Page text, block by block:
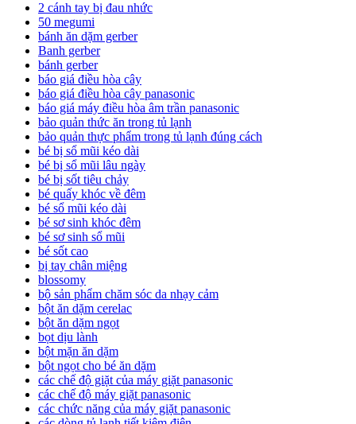
2 cánh tay bị đau nhức
50 megumi
bánh ăn dặm gerber
Banh gerber
bánh gerber
báo giá điều hòa cây
báo giá điều hòa cây panasonic
báo giá máy điều hòa âm trần panasonic
bảo quản thức ăn trong tủ lạnh
bảo quản thực phẩm trong tủ lạnh đúng cách
bé bị sổ mũi kéo dài
bé bị sổ mũi lâu ngày
bé bị sốt tiêu chảy
bé quấy khóc về đêm
bé sổ mũi kéo dài
bé sơ sinh khóc đêm
bé sơ sinh sổ mũi
bé sốt cao
bị tay chân miệng
blossomy
bộ sản phẩm chăm sóc da nhạy cảm
bột ăn dặm cerelac
bột ăn dặm ngọt
bọt dịu lành
bột mặn ăn dặm
bột ngọt cho bé ăn dặm
các chế độ giặt của máy giặt panasonic
các chế độ máy giặt panasonic
các chức năng của máy giặt panasonic